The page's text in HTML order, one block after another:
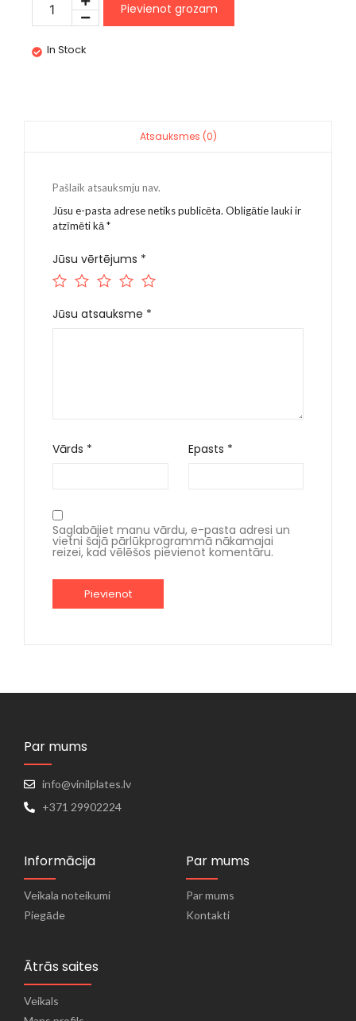
Pievienot grozam
In Stock
Atsauksmes (0)
Pašlaik atsauksmju nav.
Jūsu e-pasta adrese netiks publicēta. Obligātie lauki ir
atzīmēti kā*
Jūsu vērtējums *
Jūsu atsauksme *
Vārds * Epasts *
Saglabājiet manu vārdu, e-pasta adresi un
vietni šajā pārlūkprogrammā nākamajai
reizei, kad vēlēšos pievienot komentāru.
Par mums
info@vinilplates.lv
+371 29902224
Informācija
Veikala noteikumi
Piegāde
Par mums
Par mums
Kontakti
Ātrās saites
Veikals